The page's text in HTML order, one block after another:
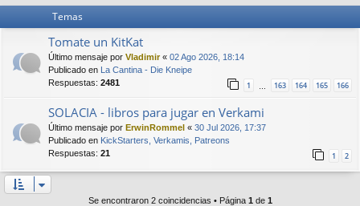
Temas
Tomate un KitKat
Último mensaje por Vladimir« 02 Ago 2026, 18:14
Publicado en La Cantina - Die Kneipe
Respuestas: 2481 1 163 164 165 166
SOLACIA - libros para jugar en Verkami
Último mensaje por ErwinRommel « 30 Jul 2026, 17:37
Publicado en KickStarters, Verkamis, Patreons
Respuestas: 21 1 2
Se encontraron 2 coincidencias • Página 1 de 1